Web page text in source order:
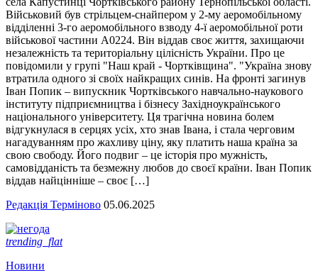
Військовий був стрільцем-снайпером у 2-му аеромобільному
відділенні 3-го аеромобільного взводу 4-ї аеромобільної роти
військової частини А0224. Він віддав своє життя, захищаючи
незалежність та територіальну цілісність України. Про це
повідомили у групі "Наш край - Чортківщина". "Україна знову
втратила одного зі своїх найкращих синів. На фронті загинув
Іван Попик – випускник Чортківського навчально-наукового
інституту підприємництва і бізнесу Західноукраїнського
національного університету. Ця трагічна новина болем
відгукнулася в серцях усіх, хто знав Івана, і стала черговим
нагадуванням про жахливу ціну, яку платить наша країна за
свою свободу. Його подвиг – це історія про мужність,
самовідданість та безмежну любов до своєї країни. Іван Попик
віддав найцінніше – своє […]
Редакція Терміново 05.06.2025
trending_flat
Новини